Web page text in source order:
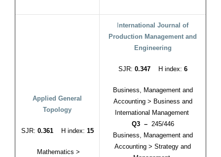
Applied General
Topology
SJR: 0.361 H index: 15
Mathematics >
nternational Journal of
Production Management and
Engineering
SJR: 0.347 H index: 6
Business, Management and
Accounting > Business and
International Management
Q3 – 245/446
Business, Management and
Accounting > Strategy and